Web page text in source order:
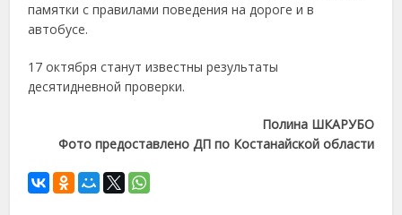
памятки с правилами поведения на дороге и в
автобусе.
17 октября станут известны результаты
десятидневной проверки.
Полина ШКАРУБО
Фото предоставлено ДП по Костанайской области